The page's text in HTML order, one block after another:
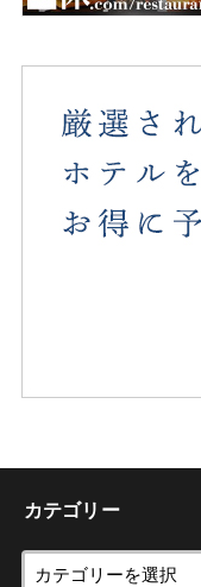
カテゴリー